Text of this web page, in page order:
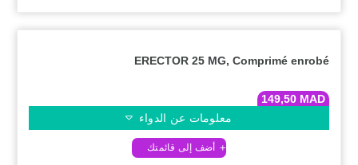
ERECTOR 25 MG, Comprimé enrobé
149,50 MAD
معلومات عن الدواء